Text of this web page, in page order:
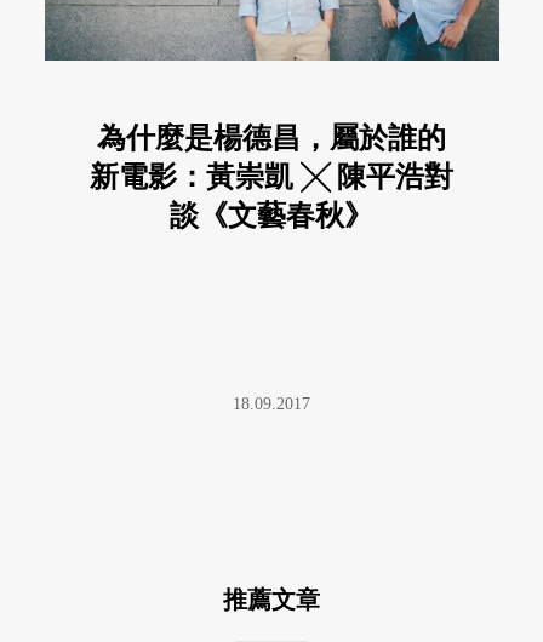
為什麼是楊德昌，屬於誰的
新電影：黃崇凱 ╳ 陳平浩對
談《文藝春秋》
18.09.2017
推薦文章